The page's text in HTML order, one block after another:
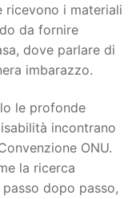
ricevono i materiali
da fornire
dove parlare di
imbarazzo.
le profonde
incontrano
ONU.
la ricerca
dopo passo,